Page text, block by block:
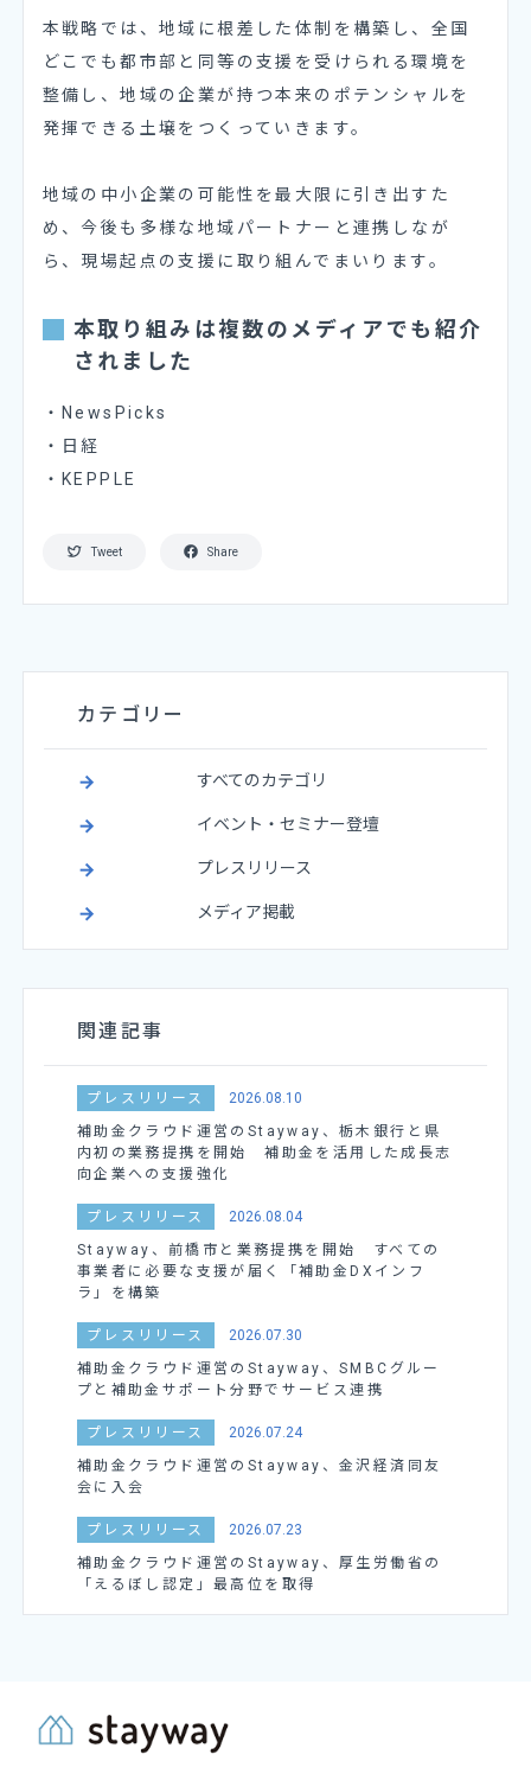
本戦略では、地域に根差した体制を構築し、全国
どこでも都市部と同等の支援を受けられる環境を
整備し、地域の企業が持つ本来のポテンシャルを
発揮できる土壌をつくっていきます。
地域の中小企業の可能性を最大限に引き出すた
め、今後も多様な地域パートナーと連携しなが
ら、現場起点の支援に取り組んでまいります。
本取り組みは複数のメディアでも紹介
されました
・ NewsPicks
・
日経
・ KEPPLE
Tweet Share
カテゴリー
すべてのカテゴリ
イベント・セミナー登壇
プレスリリース
メディア掲載
関連記事
プレスリリース
2026.08.10
補助金クラウド運営のStayway、栃木銀行と県
内初の業務提携を開始 補助金を活用した成長志
向企業への支援強化
プレスリリース
2026.08.04
Stayway、前橋市と業務提携を開始 すべての
事業者に必要な支援が届く「補助金DXインフ
ラ」を構築
プレスリリース
2026.07.30
補助金クラウド運営のStayway、SMBCグルー
プと補助金サポート分野でサービス連携
プレスリリース
2026.07.24
補助金クラウド運営のStayway、金沢経済同友
会に入会
プレスリリース
2026.07.23
補助金クラウド運営のStayway、厚生労働省の
「えるぼし認定」最高位を取得